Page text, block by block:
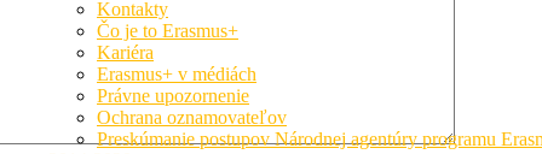
Kontakty
Čo je to Erasmus+
Kariéra
Erasmus+ v médiách
Právne upozornenie
Ochrana oznamovateľov
Preskúmanie postupov Národnej agentúry programu